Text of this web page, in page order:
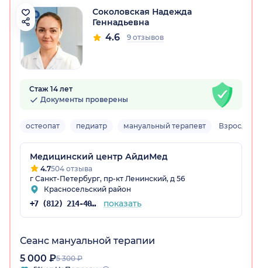
Соколовская Надежда
Геннадьевна
4.6 9 отзывов
Стаж 14 лет
Документы проверены
остеопат педиатр мануальный терапевт Взрослый,
Медицинский центр АйдиМед
4.7504 отзыва
г Санкт-Петербург, пр-кт Ленинский, д 56
Красносельский район
+7 (812) 214-40-28 показать
Сеанс мануальной терапии
5 000 ₽5 300 ₽